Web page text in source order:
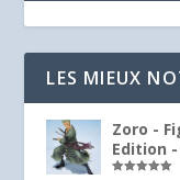
LES MIEUX
Zoro -
Edition